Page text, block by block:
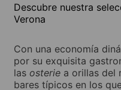
Descubre nuestra
Verona
Con una economía
por su exquisita
las osterie a orillas del
bares típicos en los